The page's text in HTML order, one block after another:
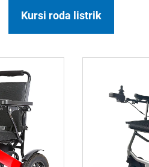
Kursi roda listrik